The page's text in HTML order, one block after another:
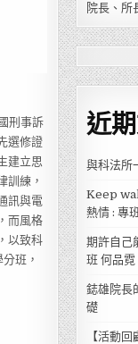
刑事訴
選修證
建立思
訓練，
訊與電
而風格
以致科
班，
院長、所
近
與科法所
Keep
熱情 : 專
期許自己
班 何品霓
鋕雄院長
礎
【活動